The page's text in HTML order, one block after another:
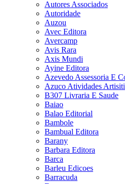
ATENDIMENTO
(11) 9
6064-
6230
WhatsApp
Envie-nos
mensagem
Autores Associados
Autoridade
Auzou
Avec Editora
Avercamp
Avis Rara
Axis Mundi
Ayine Editora
Azevedo Assessoria E
Azuco Atividades
B307 Livraria E Saude
Baiao
Balao Editorial
Bambole
Bambual Editora
Barany
Barbara Editora
Barca
Barleu Edicoes
Barracuda